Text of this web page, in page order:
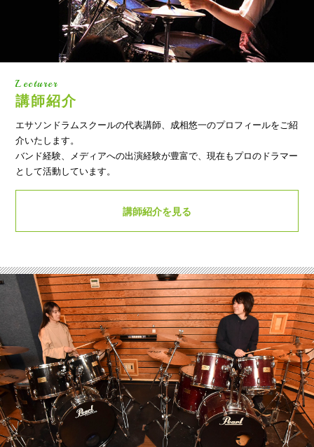
Lecturer
講師紹介
エサソンドラムスクールの代表講師、成相悠一のプロフィールをご紹
介いたします。
バンド経験、メディアへの出演経験が豊富で、現在もプロのドラマー
として活動しています。
講師紹介を見る